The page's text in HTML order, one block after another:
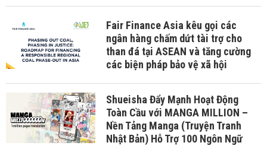
Fair Finance Asia kêu gọi các
ngân hàng chấm dứt tài trợ cho
than đá tại ASEAN và tăng cường
các biện pháp bảo vệ xã hội
Shueisha Đẩy Mạnh Hoạt Động
Toàn Cầu với MANGA MILLION –
Nền Tảng Manga (Truyện Tranh
Nhật Bản) Hỗ Trợ 100 Ngôn Ngữ